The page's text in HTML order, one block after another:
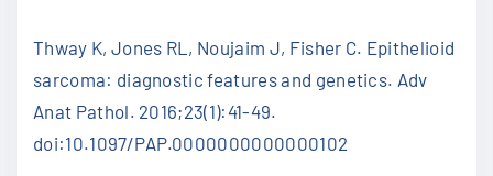
Thway K, Jones RL, Noujaim J, Fisher C. Epithelioid
sarcoma: diagnostic features and genetics. Adv
Anat Pathol. 2016;23(1):41-49.
doi:10.1097/PAP.0000000000000102